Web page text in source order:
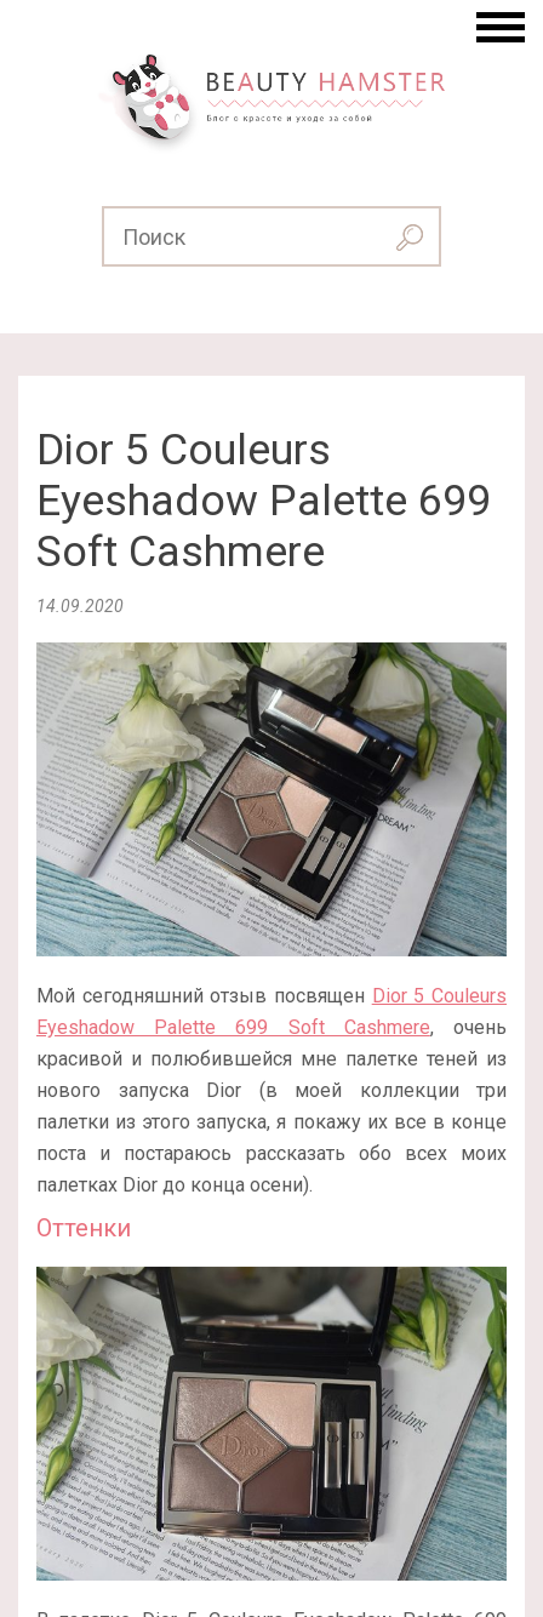
Dior 5 Couleurs
Eyeshadow Palette 699
Soft Cashmere
14.09.2020
Мой сегодняшний отзыв посвящен Dior 5 Couleurs
Eyeshadow Palette 699 Soft Cashmere, очень
красивой и полюбившейся мне палетке теней из
нового запуска Dior (в моей коллекции три
палетки из этого запуска, я покажу их все в конце
поста и постараюсь рассказать обо всех моих
палетках Dior до конца осени).
Оттенки